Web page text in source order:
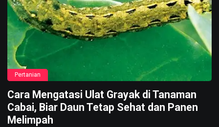
Pertanian
Cara Mengatasi Ulat Grayak di Tanaman
Cabai, Biar Daun Tetap Sehat dan Panen
Melimpah